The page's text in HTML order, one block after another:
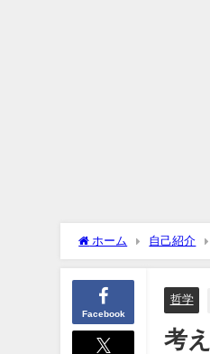
ホーム 自己紹介
Facebook
哲学
考